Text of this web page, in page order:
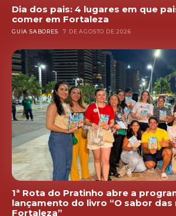
Dia dos pais: 4 lugares em que
comer em Fortaleza
GUIA SABORES 7 DE AGOSTO DE 2026
1ª Rota do Pratinho abre a
lançamento do livro “O sabor das
Fortaleza”